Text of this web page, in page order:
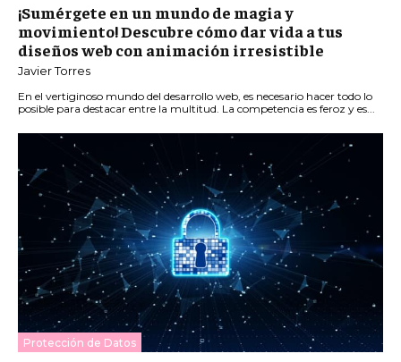
¡Sumérgete en un mundo de magia y
movimiento! Descubre cómo dar vida a tus
diseños web con animación irresistible
Javier Torres
En el vertiginoso mundo del desarrollo web, es necesario hacer todo lo
posible para destacar entre la multitud. La competencia es feroz y es...
Protección de Datos